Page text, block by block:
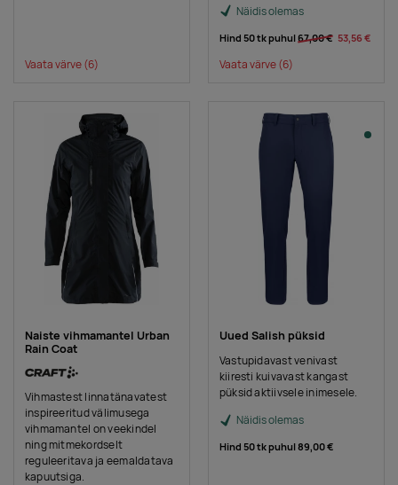
Vaata värve(6)
Näidis olemas
Hind 50 tk puhul67,00 € 53,56 €
Vaata värve(6)
Naiste vihmamantel Urban
Rain Coat
Vihmastest linnatänavatest
inspireeritud välimusega
vihmamantel on veekindel
ning mitmekordselt
reguleeritava ja eemaldatava
kapuutsiga.
Uued Salish püksid
Vastupidavast venivast
kiiresti kuivavast kangast
püksid aktiivsele inimesele.
Näidis olemas
Hind 50 tk puhul89,00 €